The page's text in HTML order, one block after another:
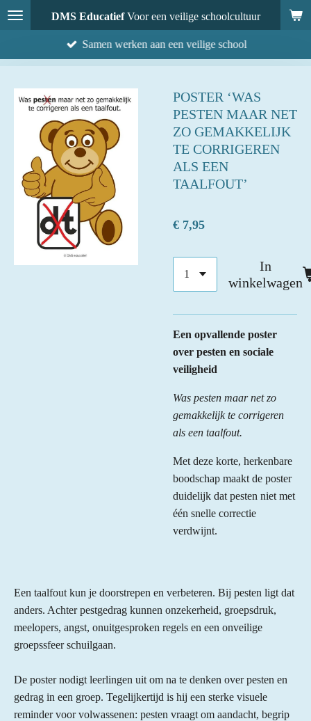
Ga
direct
DMS EducatiefVoor een veilige schoolcultuur
Samen werken aan een veilige school
POSTER ‘WAS
PESTEN MAAR NET
ZO GEMAKKELIJK
TE CORRIGEREN
ALS EEN
TAALFOUT’
€ 7,95
In
winkelwagen
Een opvallende poster
over pesten en sociale
veiligheid
Was pesten maar net zo
gemakkelijk te corrigeren
als een taalfout.
Met deze korte, herkenbare
boodschap maakt de poster
duidelijk dat pesten niet met
één snelle correctie
verdwijnt.
Een taalfout kun je doorstrepen en verbeteren. Bij pesten ligt dat
anders. Achter pestgedrag kunnen onzekerheid, groepsdruk,
meelopers, angst, onuitgesproken regels en een onveilige
groepssfeer schuilgaan.
De poster nodigt leerlingen uit om na te denken over pesten en
gedrag in een groep. Tegelijkertijd is hij een sterke visuele
reminder voor volwassenen: pesten vraagt om aandacht, begrip